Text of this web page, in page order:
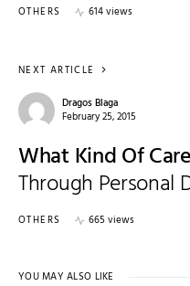
OTHERS 614 views
NEXT ARTICLE
Dragos Blaga
February 25, 2015
What Kind Of
Through Personal
OTHERS 665 views
YOU MAY ALSO LIKE